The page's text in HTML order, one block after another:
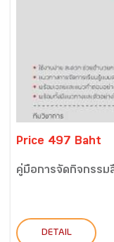
Price 497 Baht
คู่มือการจัดกิจกรรมสื่
DETAIL